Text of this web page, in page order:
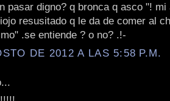
pasar digno? q bronca q asco "! mi
resusitado q le da de comer al
.se entiende ? o no? .!-
DE 2012 A LAS 5:58 P.M.